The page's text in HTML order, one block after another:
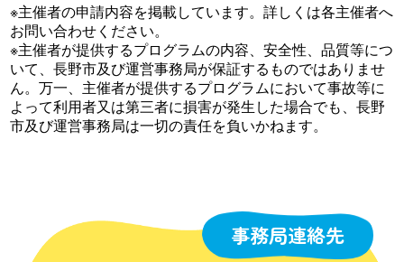
※主催者の申請内容を掲載しています。詳しくは各主催者へ
お問い合わせください。
※主催者が提供するプログラムの内容、安全性、品質等につ
いて、長野市及び運営事務局が保証するものではありませ
ん。万一、主催者が提供するプログラムにおいて事故等に
よって利用者又は第三者に損害が発生した場合でも、長野
市及び運営事務局は一切の責任を負いかねます。
事務局連絡先